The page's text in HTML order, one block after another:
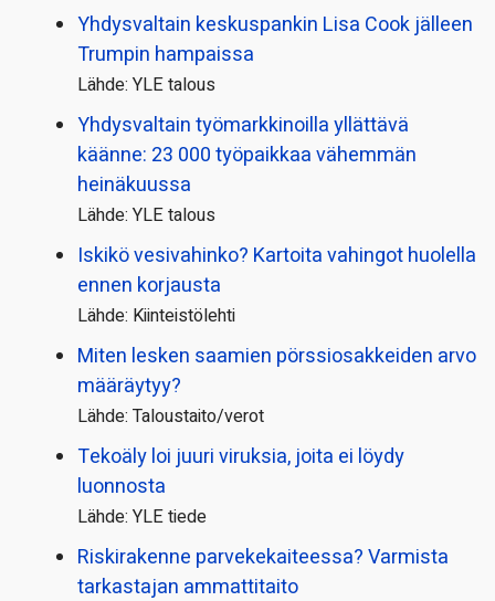
Yhdysvaltain keskuspankin Lisa Cook jälleen
Trumpin hampaissa
Lähde: YLE talous
Yhdysvaltain työmarkkinoilla yllättävä
käänne: 23 000 työpaikkaa vähemmän
heinäkuussa
Lähde: YLE talous
Iskikö vesivahinko? Kartoita vahingot huolella
ennen korjausta
Lähde: Kiinteistölehti
Miten lesken saamien pörssi­osakkeiden arvo
määräytyy?
Lähde: Taloustaito/verot
Tekoäly loi juuri viruksia, joita ei löydy
luonnosta
Lähde: YLE tiede
Riskirakenne parvekekaiteessa? Varmista
tarkastajan ammattitaito